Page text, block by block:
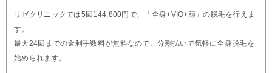
リゼクリニックでは5回144,800円で、「全身+VIO+顔」の脱毛を行えま
す。
最大24回までの金利手数料が無料なので、分割払いで気軽に全身脱毛を
始められます。